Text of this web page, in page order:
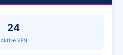
24
Aktive VPN